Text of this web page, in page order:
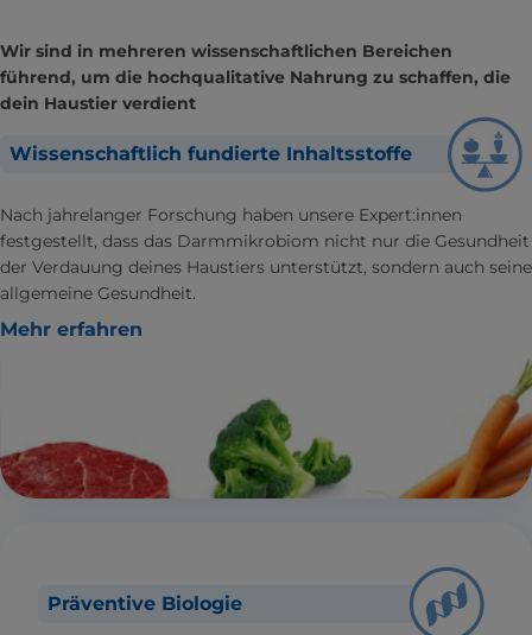
Wir sind in mehreren wissenschaftlichen Bereichen
führend, um die hochqualitative Nahrung zu schaffen, die
dein Haustier verdient
Wissenschaftlich fundierte Inhaltsstoffe
Nach jahrelanger Forschung haben unsere Expert:innen
festgestellt, dass das Darmmikrobiom nicht nur die Gesundheit
der Verdauung deines Haustiers unterstützt, sondern auch seine
allgemeine Gesundheit.
Mehr erfahren
Präventive Biologie